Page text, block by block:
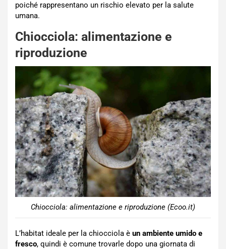
poiché rappresentano un rischio elevato per la salute
umana.
Chiocciola: alimentazione e
riproduzione
Chiocciola: alimentazione e riproduzione (Ecoo.it)
L’habitat ideale per la chiocciola è un ambiente umido e
fresco, quindi è comune trovarle dopo una giornata di